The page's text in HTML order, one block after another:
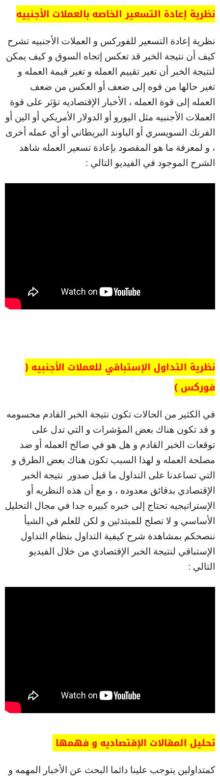
نظرية إعادة التسعير الخاصه بالعملات الأجنبيه
نظرية إعادة التسعير للفوركس و العملات الأجنبيه تشرح
كيف أن نتيجة الخبر قد تعكس إتجاه السوق و كيف يمكن
لنتيجة الخبر أن تغير تقييم العمله و تغير قيمة العمله و
تغير حالها من قوه إلى ضعف أو العكس من ضعف
العمله إلى قوة العمله ، الأخبار الإقتصاديه تؤثر على قوة
العملات الأجنبيه مثل اليورو أو الدولار الأمريكي أو الين أو
الفرنك السويسري أو الباوند البريطاني أو أي عمله أخرى
، و لمعرفة ما هو المقصود بإعادة تسعير العمله شاهد
الشرح الموجود في الفيديو التالي :
نظرية التداول الإستباقي للعملات الأجنبيه (
فوركس )
في الكثير من الحالات تكون نتيجة الخبر القادم محسومه
و قد تكون هناك بعض المؤشرات و التي تدل على
توقعات الخبر القادم و هل هو في صالح العمله أو ضد
مصلحة العمله و لهذا السبب تكون هناك بعض الطرق و
التي تساعدنا على التداول ما قبل صدور نتيجة الخبر
الإقتصادي بدقائق معدوده ، و مع أن هذه النظريه أو
الإستراتيجيه تحتاج إلى خبره كبيره جدا في مجال التحليل
الأساسي و لا تصلح للمبتدئين و لكن للعلم في الشيأ
ننصحكم بمشاهدة شرح كيفية التداول بنظام التداول
الإستباقي لنتيجة الخبر الإقتصادي من خلال الفيديو
التالي :
تحليل المقالات الإقتصاديه و فهمها
كمتداولين يتوجب علينا دائما البحث عن الأخبار المهمه و